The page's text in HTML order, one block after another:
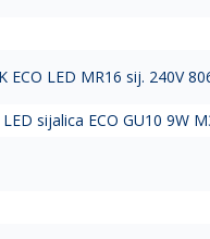
ECO LED MR16 sij. 240V
LED sijalica ECO GU10 9W